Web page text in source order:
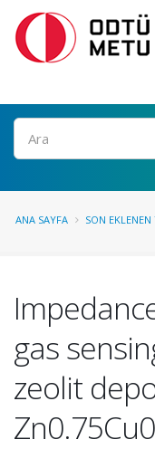
Ara
ANA SAYFA SON
gas
zeolit